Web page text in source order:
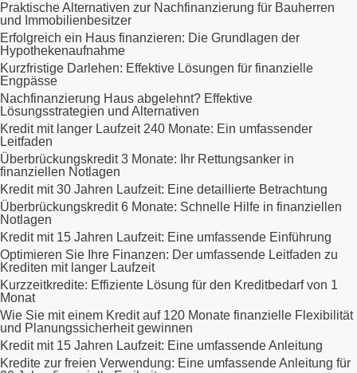
Praktische Alternativen zur Nachfinanzierung für Bauherren
und Immobilienbesitzer
Erfolgreich ein Haus finanzieren: Die Grundlagen der
Hypothekenaufnahme
Kurzfristige Darlehen: Effektive Lösungen für finanzielle
Engpässe
Nachfinanzierung Haus abgelehnt? Effektive
Lösungsstrategien und Alternativen
Kredit mit langer Laufzeit 240 Monate: Ein umfassender
Leitfaden
Überbrückungskredit 3 Monate: Ihr Rettungsanker in
finanziellen Notlagen
Kredit mit 30 Jahren Laufzeit: Eine detaillierte Betrachtung
Überbrückungskredit 6 Monate: Schnelle Hilfe in finanziellen
Notlagen
Kredit mit 15 Jahren Laufzeit: Eine umfassende Einführung
Optimieren Sie Ihre Finanzen: Der umfassende Leitfaden zu
Krediten mit langer Laufzeit
Kurzzeitkredite: Effiziente Lösung für den Kreditbedarf von 1
Monat
Wie Sie mit einem Kredit auf 120 Monate finanzielle Flexibilität
und Planungssicherheit gewinnen
Kredit mit 15 Jahren Laufzeit: Eine umfassende Anleitung
Kredite zur freien Verwendung: Eine umfassende Anleitung für